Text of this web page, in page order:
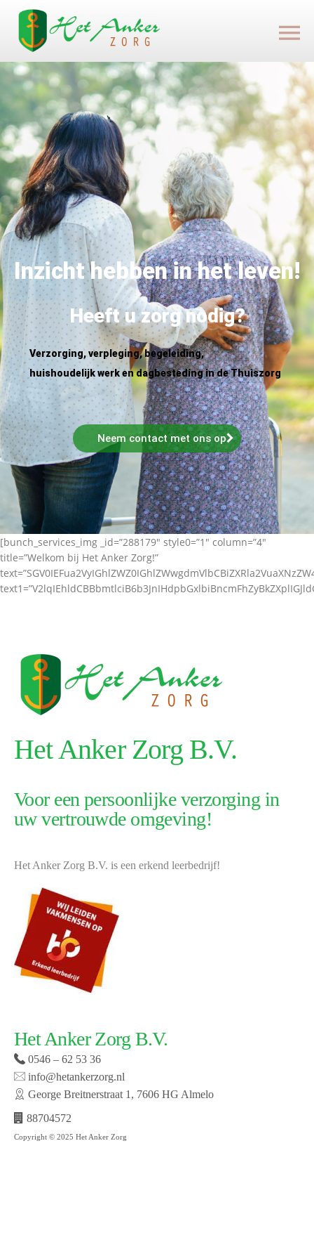
Inzicht hebben in het leven!
Heeft u zorg nodig?
Verzorging, verpleging, begeleiding,
huishoudelijk werk en dagbesteding in de Thuiszorg
Neem contact met ons op
[bunch_services_img _id=”288179″ style0=”1″ column=”4″
title=”Welkom bij Het Anker Zorg!”
Het Anker Zorg B.V.
Voor een persoonlijke verzorging in
uw vertrouwde omgeving!
Het Anker Zorg B.V. is een erkend leerbedrijf!
Het Anker Zorg B.V.
0546 – 62 53 36
info@hetankerzorg.nl
George Breitnerstraat 1, 7606 HG Almelo
88704572
Copyright © 2025 Het Anker Zorg